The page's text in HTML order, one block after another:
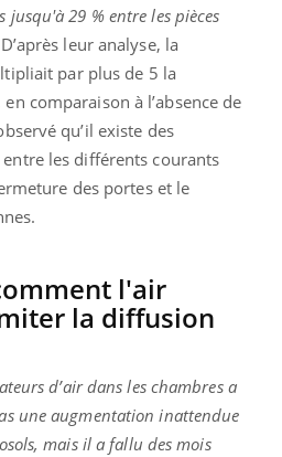
jusqu'à 29 % entre les pièces
leur analyse, la
par plus de 5 la
comparaison à l’absence de
qu’il existe des
les différents courants
des portes et le
l'air
la diffusion
d’air dans les chambres a
une augmentation inattendue
mais il a fallu des mois